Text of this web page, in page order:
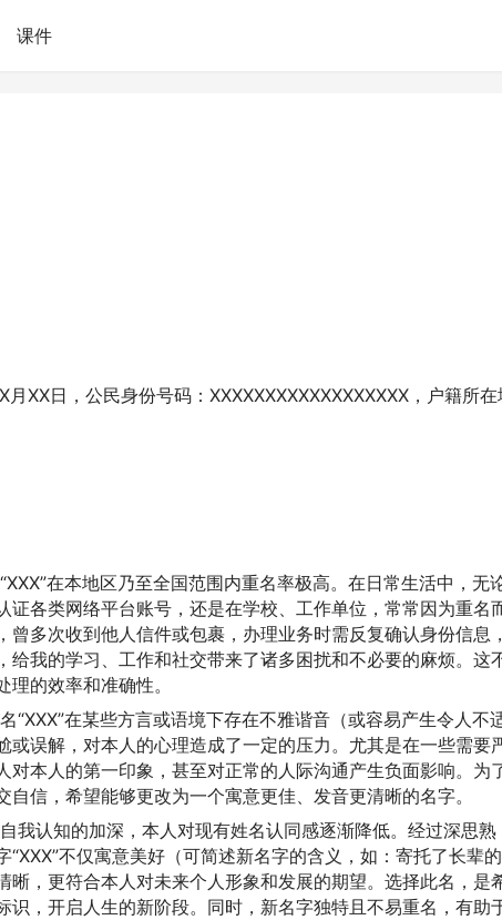
课件
XX日，公民身份号码：XXXXXXXXXXXXXXXXXX，户籍所在
在本地区乃至全国范围内重名率极高。在日常生活中，无
证各类网络平台账号，还是在学校、工作单位，常常因为重名
曾多次收到他人信件或包裹，办理业务时需反复确认身份信息
给我的学习、工作和社交带来了诸多困扰和不必要的麻烦。这
的效率和准确性。
“XXX”在某些方言或语境下存在不雅谐音（或容易产生令人不
或误解，对本人的心理造成了一定的压力。尤其是在一些需要
对本人的第一印象，甚至对正常的人际沟通产生负面影响。为
信，希望能够更改为一个寓意更佳、发音更清晰的名字。
我认知的加深，本人对现有姓名认同感逐渐降低。经过深思熟
不仅寓意美好（可简述新名字的含义，如：寄托了长辈
晰，更符合本人对未来个人形象和发展的期望。选择此名，是
识，开启人生的新阶段。同时，新名字独特且不易重名，有助